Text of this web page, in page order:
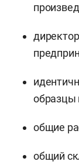
образцы
общие
общий